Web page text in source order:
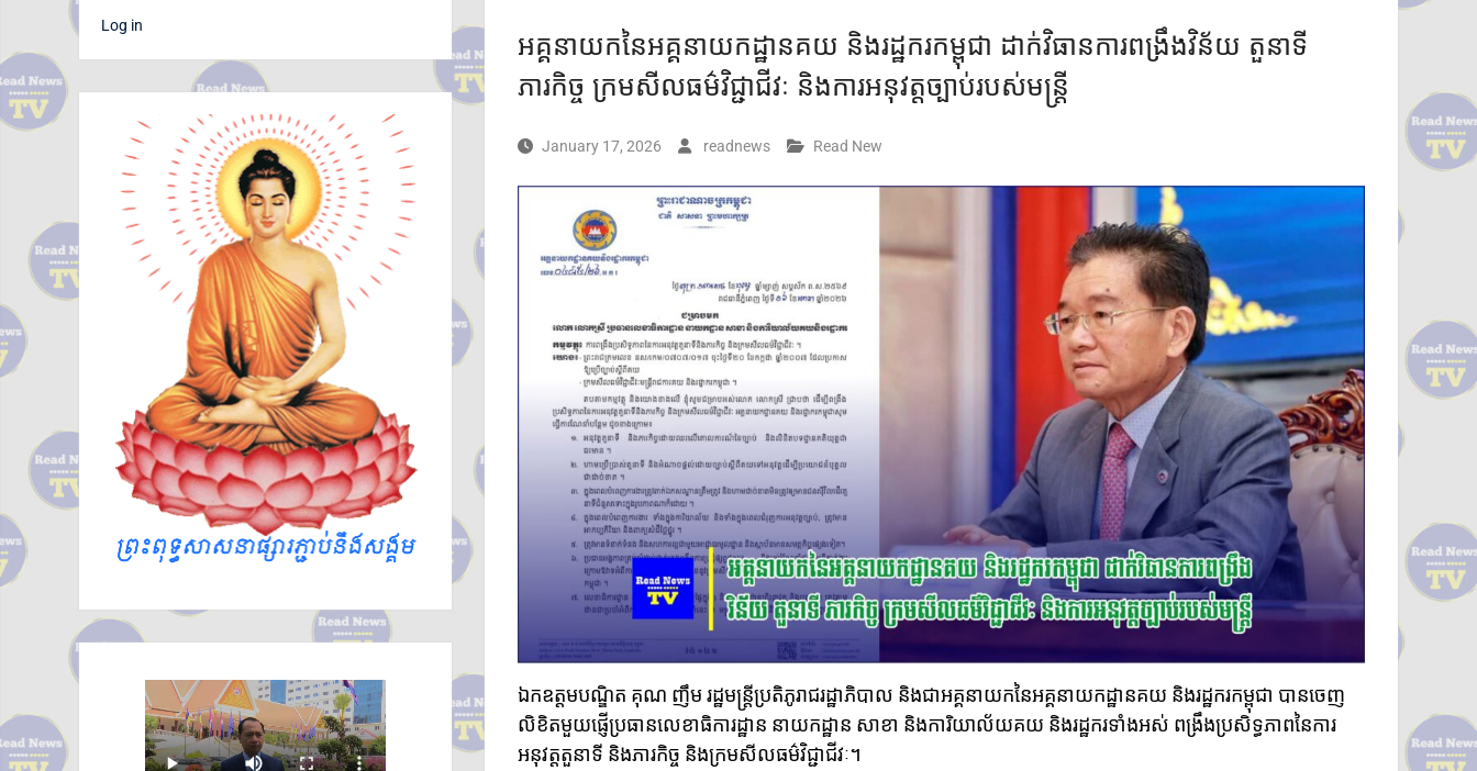
លោកជំទាវបណ្ឌិត ពេជ ចន្ទមុន្នី ហ៊ុនម៉ាណែត អញ្ជើញ
ប្រគល់ផ្ទះថ្មី ៣ខ្នង ជូនក្រុមគ្រួសារវីរកងទ័ពពលីនៅ
ក្រសួងបរិស្ថាន ស្នើឱ្យរដ្ឋបាលរាជធានី-ខេត្ត អនុវត្ត
ច្បាប់តឹងរ៉ឹងលើការហាមនាំចូលសំណល់អាគុយ និង
បរិក្ខារអេឡិចត្រូនិកប្រើប្រាស់រួច
អាជ្ញាធរខេត្តបន្ទាយមានជ័យ រៀបចំការចាប់ឆ្នោត
ជ្រើសរើសតូបលក់ដូរ សម្រាប់អាជីវករភៀសសឹក នៅ
ភូមិរង់ចាំ ជំហានដំបូងប្រមាណ៣០០តូប
លោក ទូច សុឃៈ បញ្ជាក់ថា៖ យុវតីសិង្ហបុរី មក កម្ពុជា
ដោយសារបញ្ហាគ្រួសារ មិនមែនជាករណីជួញដូរមនុស្ស
លោក ថម អេនឌ្រូ «ខ្ញុំរំជួលចិត្ត ពេលពួកគាត់យំ ពេល
និយាយមកកាន់ខ្ញុំ ពួកគាត់មិនអាចទៅផ្ទះវិញ
ដោយសារថៃគ្រប់គ្រង ពួកគាត់សមនឹងត្រឡប់ទៅផ្ទះ
វិញ»
អគ្គនាយកនៃអគ្គនាយកដ្ឋានគយ និងរដ្ឋករកម្ពុជា ដាក់វិធានការពង្រឹងវិន័យ តួនាទី
ភារកិច្ច ក្រមសីលធម៌វិជ្ជាជីវៈ និងការអនុវត្តច្បាប់របស់មន្ត្រី
January 17, 2026 readnews Read New
ឯកឧត្តមបណ្ឌិត គុណ ញឹម រដ្ឋមន្ត្រីប្រតិភូរាជរដ្ឋាភិបាល និងជាអគ្គនាយកនៃអគ្គនាយកដ្ឋានគយ និងរដ្ឋករកម្ពុជា បានចេញ
លិខិតមួយផ្ញើប្រធានលេខាធិការដ្ឋាន នាយកដ្ឋាន សាខា និងការិយាល័យគយ និងរដ្ឋករទាំងអស់ ពង្រឹងប្រសិទ្ធភាពនៃការ
អនុវត្តតួនាទី និងភារកិច្ច និងក្រមសីលធម៌វិជ្ជាជីវៈ។
Log in